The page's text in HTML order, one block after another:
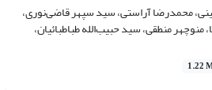
محمدرضا آراستی، سید سپهر قاضی‌نوری،
منطقی، سید حبیب‌الله طباطبائیان،
1.22